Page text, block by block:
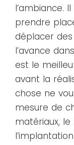
Retour
l’ambiance.
prendre
déplacer
l’avance
est le
avant la
chose ne
mesure de
matériaux,
l’implantation.